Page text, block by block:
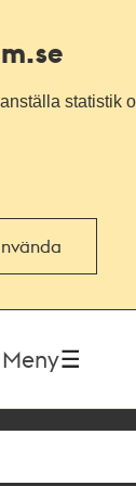
statistik
Meny